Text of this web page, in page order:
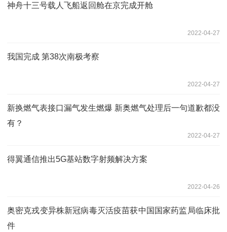
神舟十三号载人飞船返回舱在京完成开舱
2022-04-27
我国完成 第38次南极考察
2022-04-27
新换燃气表接口漏气发生燃爆 新奥燃气处理后一句道歉都没
有？
2022-04-27
得翼通信推出5G基站数字射频解决方案
2022-04-26
奥密克戎变异株新冠病毒灭活疫苗获中国国家药监局临床批
件